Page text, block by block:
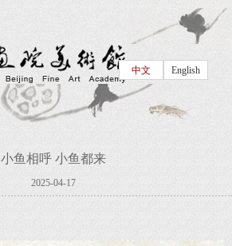
English
中文
小鱼相呼 小鱼都来
2025-04-17